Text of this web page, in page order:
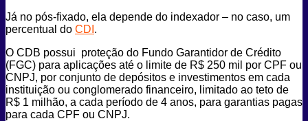
Já no pós-fixado, ela depende do indexador – no caso, um
percentual do CDI .
O CDB possui proteção do Fundo Garantidor de Crédito
(FGC) para aplicações até o limite de R$ 250 mil por CPF ou
CNPJ, por conjunto de depósitos e investimentos em cada
instituição ou conglomerado financeiro, limitado ao teto de
R$ 1 milhão, a cada período de 4 anos, para garantias pagas
para cada CPF ou CNPJ.